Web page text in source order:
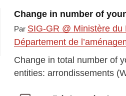
Change in number of
Par SIG-GR @ Ministère
Département de
Change in total number of
entities: arrondissements